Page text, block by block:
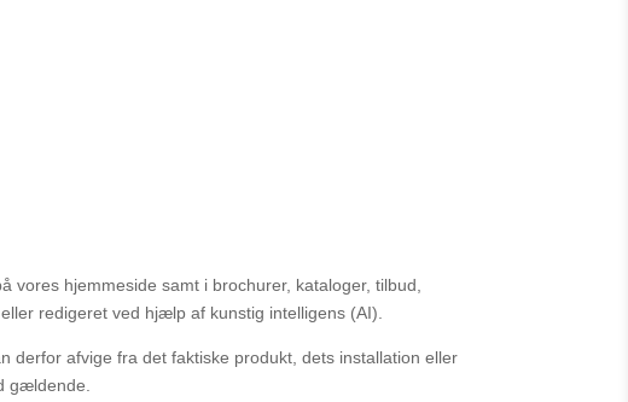
hjemmeside samt i brochurer, kataloger, tilbud,
redigeret ved hjælp af kunstig intelligens (AI).
derfor afvige fra det faktiske produkt, dets installation eller
gældende.